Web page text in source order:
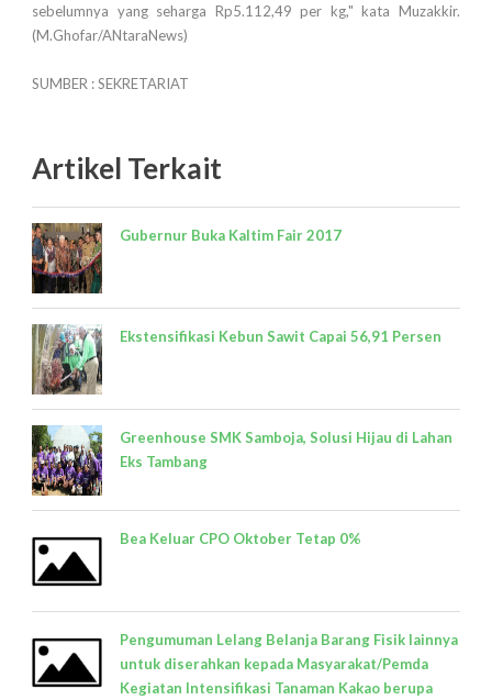
sebelumnya yang seharga Rp5.112,49 per kg," kata Muzakkir.
(M.Ghofar/ANtaraNews)
SUMBER : SEKRETARIAT
Artikel Terkait
Gubernur Buka Kaltim Fair 2017
Ekstensifikasi Kebun Sawit Capai 56,91 Persen
Greenhouse SMK Samboja, Solusi Hijau di Lahan
Eks Tambang
Bea Keluar CPO Oktober Tetap 0%
Pengumuman Lelang Belanja Barang Fisik lainnya
untuk diserahkan kepada Masyarakat/Pemda
Kegiatan Intensifikasi Tanaman Kakao berupa